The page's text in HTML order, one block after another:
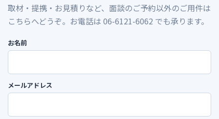
取材・提携・お見積りなど、面談のご予約以外のご用件は
こちらへどうぞ。お電話は 06-6121-6062 でも承ります。
お名前
メールアドレス